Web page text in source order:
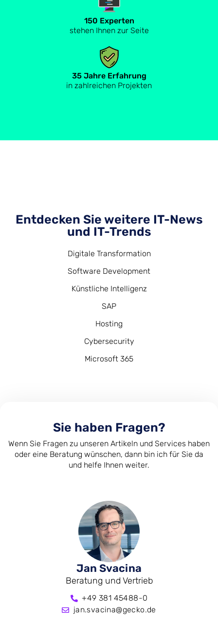
150 Experten
stehen Ihnen zur Seite
35 Jahre Erfahrung
in zahlreichen Projekten
Entdecken Sie weitere IT-News
und IT-Trends
Digitale Transformation
Software Development
Künstliche Intelligenz
SAP
Hosting
Cybersecurity
Microsoft 365
Sie haben Fragen?
Wenn Sie Fragen zu unseren Artikeln und Services haben
oder eine Beratung wünschen, dann bin ich für Sie da
und helfe Ihnen weiter.
Jan Svacina
Beratung und Vertrieb
+49 381 45488-0
jan.svacina@gecko.de